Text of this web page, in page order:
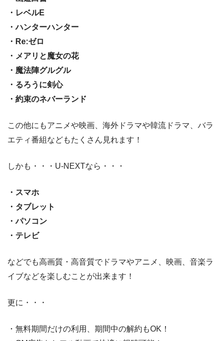
・レベルE
・ハンターハンター
・Re:ゼロ
・メアリと魔女の花
・魔法陣グルグル
・るろうに剣心
・約束のネバーランド
この他にもアニメや映画、海外ドラマや韓流ドラマ、バラ
エティ番組などもたくさん見れます！
しかも・・・U-NEXTなら・・・
・スマホ
・タブレット
・パソコン
・テレビ
などでも高画質・高音質でドラマやアニメ、映画、音楽ラ
イブなどを楽しむことが出来ます！
更に・・・
・無料期間だけの利用、期間中の解約もOK！